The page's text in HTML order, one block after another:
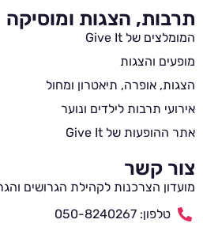
תרבות, הצגות ומוסיקה
המומלצים של Give It
מופעים והצגות
הצגות, אופרה, תיאטרון ומחול
אירועי תרבות לילדים ונוער
אתר ההופעות של Give It
צור קשר
מועדון הצרכנות לקהילת הגרושים
טלפון: 050-8240267